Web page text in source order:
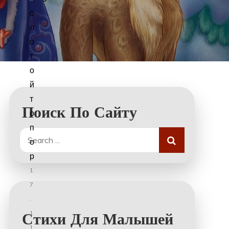
Поиск По Сайту
Search
for:
Стихи Для Малышей
о
л
о
т
о
й
т
о
п
о
р
1
7
.
1
1